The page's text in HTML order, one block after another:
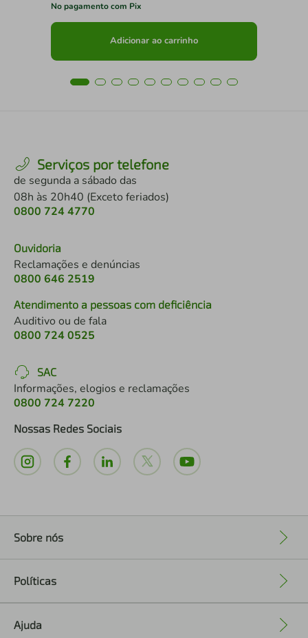
No pagamento com Pix
Adicionar ao carrinho
Serviços por telefone
de segunda a sábado das
08h às 20h40 (Exceto feriados)
0800 724 4770
Ouvidoria
Reclamações e denúncias
0800 646 2519
Atendimento a pessoas com deficiência
Auditivo ou de fala
0800 724 0525
SAC
Informações, elogios e reclamações
0800 724 7220
Nossas Redes Sociais
Sobre nós
Políticas
Ajuda